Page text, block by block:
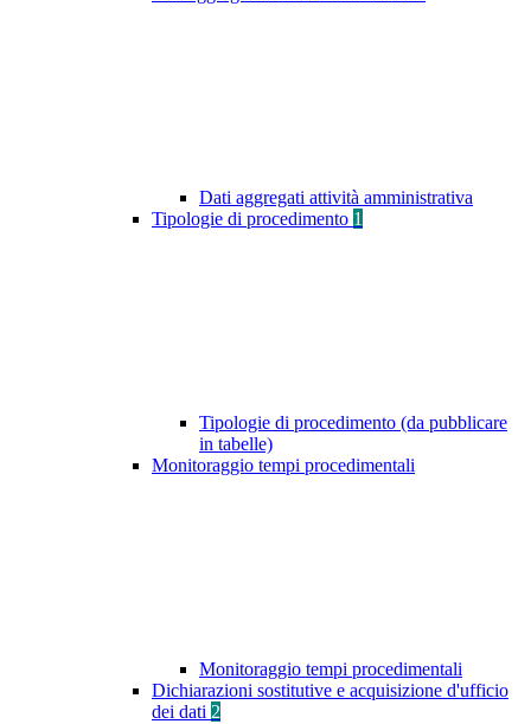
Dati aggregati attività amministrativa
Tipologie di procedimento 1
Tipologie di procedimento (da pubblicare
in tabelle)
Monitoraggio tempi procedimentali
Monitoraggio tempi procedimentali
Dichiarazioni sostitutive e acquisizione d'ufficio
dei dati 2